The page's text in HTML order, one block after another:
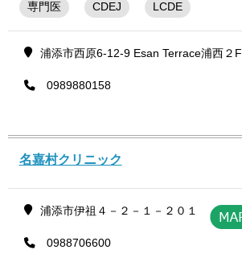
専門医 CDEJ LCDE
浦添市西原6-12-9 Esan Terrace浦西２F
0989880158
名嘉村クリニック
浦添市伊祖４－２－１－２０１
0988706600